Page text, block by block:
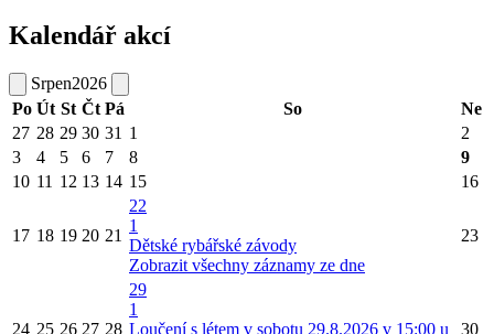
Kalendář akcí
Srpen2026
Po Út St Čt Pá So
Ne
27 28 29 30 31 1
2
3
4 5 6 7 8
9
10 11 12 13 14 15 16
17 18 19 20 21
22
1
Dětské rybářské závody
Zobrazit všechny záznamy ze dne
23
24 25 26 27 28
29
1
Loučení s létem v sobotu 29.8.2026 v 15:00 u
30